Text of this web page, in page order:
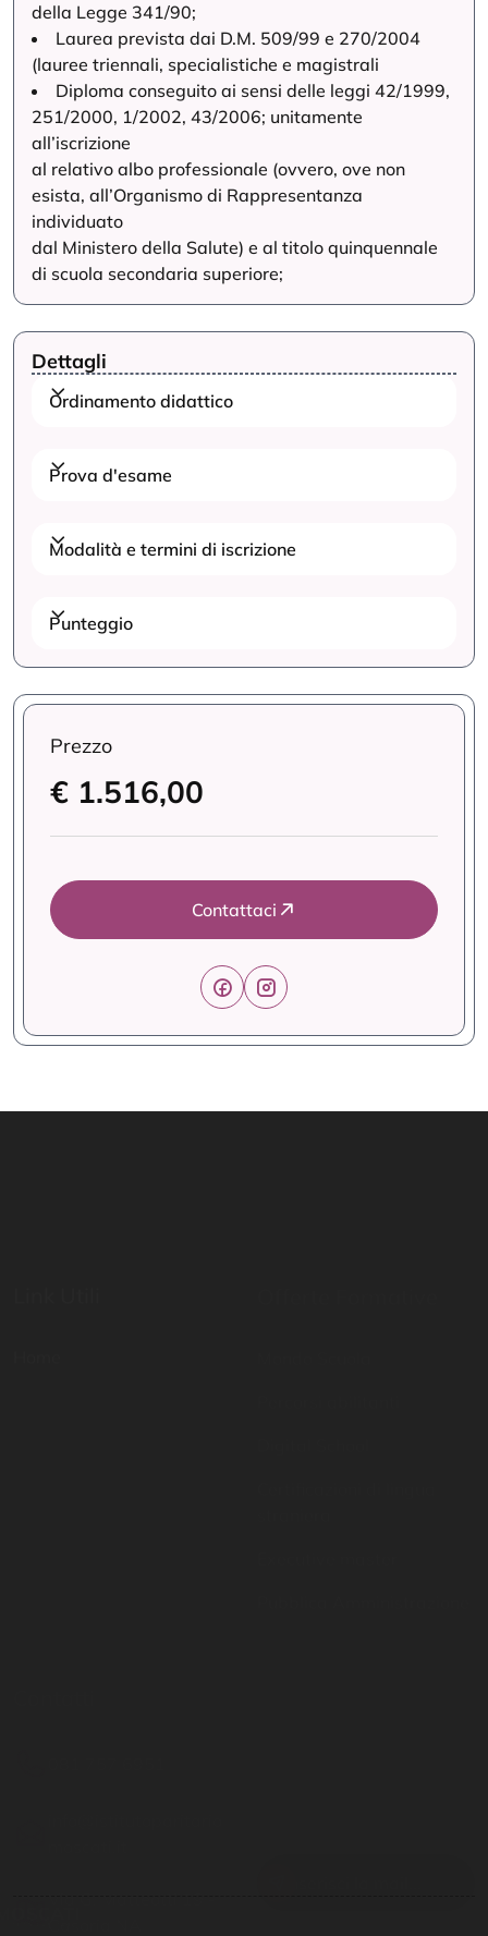
della Legge 341/90;
Laurea prevista dai D.M. 509/99 e 270/2004
(lauree triennali, specialistiche e magistrali
Diploma conseguito ai sensi delle leggi 42/1999,
251/2000, 1/2002, 43/2006; unitamente
all’iscrizione
al relativo albo professionale (ovvero, ove non
esista, all’Organismo di Rappresentanza
individuato
dal Ministero della Salute) e al titolo quinquennale
di scuola secondaria superiore;
Dettagli
Ordinamento didattico
Prova d'esame
Modalità e termini di iscrizione
Punteggio
Prezzo
€ 1.516,00
Contattaci